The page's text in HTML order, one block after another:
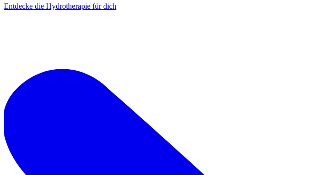
Entdecke die Hydrotherapie für dich